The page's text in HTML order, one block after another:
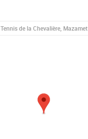
Tennis de la Chevalière, Mazamet